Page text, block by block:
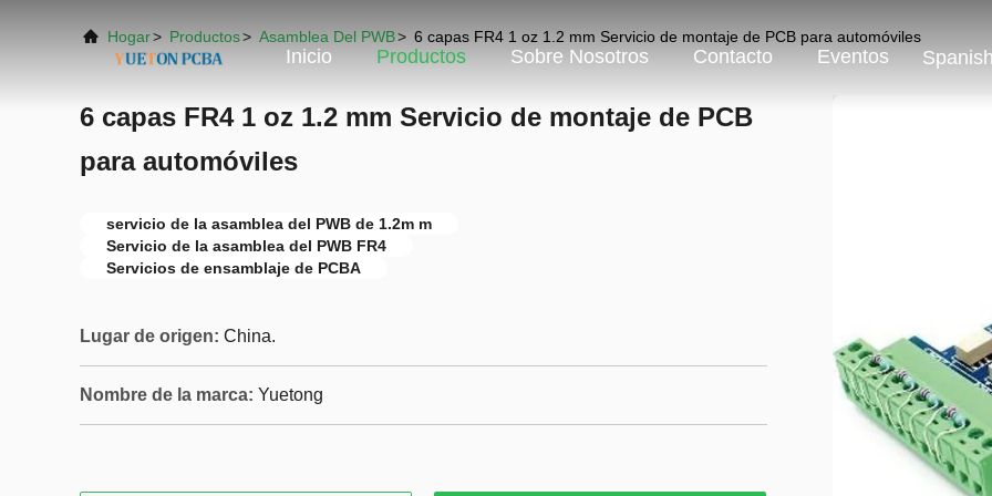
Inicio Productos Sobre Nosotros Contacto Eventos
Hogar> Productos> Asamblea Del PWB> 6 capas FR4 1 oz 1.2 mm Servicio de montaje de PCB para automóviles
6 capas FR4 1 oz 1.2 mm Servicio de montaje de PCB
para automóviles
servicio de la asamblea del PWB de 1.2m m
Servicio de la asamblea del PWB FR4
Servicios de ensamblaje de PCBA
Lugar de origen: China.
Nombre de la marca: Yuetong